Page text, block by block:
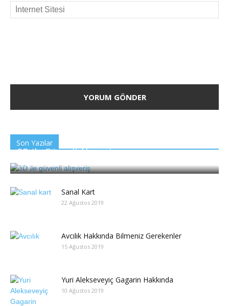
Son Yazılar
3D ile Güvenli Alışveriş
26 Ağustos 2019 2
Sanal Kart
22 Ağustos 2019
Avcılık Hakkında Bilmeniz Gerekenler
15 Ağustos 2019
Yuri Alekseveyiç Gagarin Hakkında
10 Ağustos 2019